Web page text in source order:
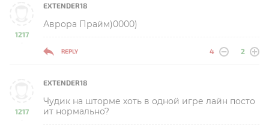
1217
-
EXTENDER18
Аврора Прайм)0000)
REPLY 4 2
1217
-
EXTENDER18
Чудик на шторме хоть в одной игре лайн посто
ит нормально?